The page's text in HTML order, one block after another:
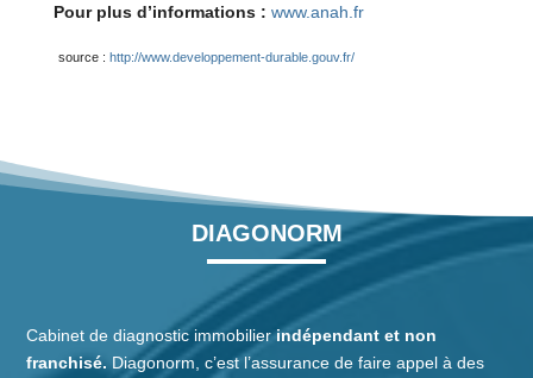
Pour plus d’informations : www.anah.fr
source : http://www.developpement-durable.gouv.fr/
DIAGONORM
Cabinet de diagnostic immobilierindépendant et non
franchisé. Diagonorm, c’est l’assurance de faire appel à des